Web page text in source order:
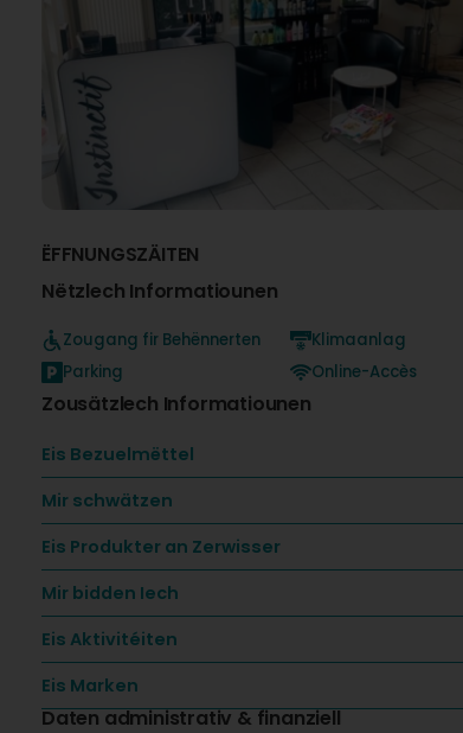
ËFFNUNGSZÄITEN
Nëtzlech Informatiounen
Zougang fir Behënnerten
Parking
Klimaanlag
Online-Accès
Zousätzlech Informatiounen
Eis Bezuelmëttel
Mir schwätzen
Eis Produkter an Zerwisser
Mir bidden Iech
Eis Aktivitéiten
Eis Marken
Daten administrativ & finanziell